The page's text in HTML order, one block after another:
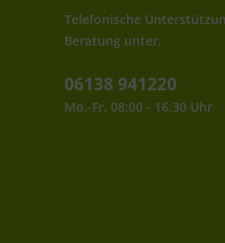
Telefonische
Beratung unter:
06138 941220
Mo.-Fr. 08:00 - 16:30 Uhr